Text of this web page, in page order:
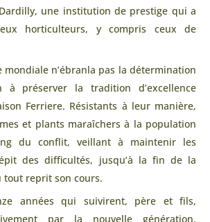
une institution de prestige qui a
horticulteurs, y compris ceux de
mondiale n’ébranla pas la détermination
à préserver la tradition d’excellence
Ferriere. Résistants à leur manière,
et plants maraîchers à la population
du conflit, veillant à maintenir les
des difficultés, jusqu’à la fin de la
tout reprit son cours.
années qui suivirent, père et fils,
par la nouvelle génération,